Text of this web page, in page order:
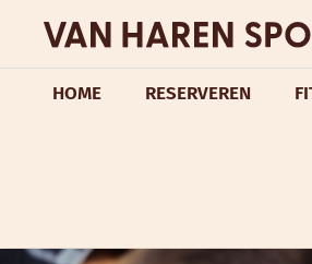
HOME RESERVEREN